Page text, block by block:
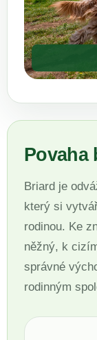
Povaha
Briard je
který si
rodinou. Ke
něžný, k
správné
rodinným